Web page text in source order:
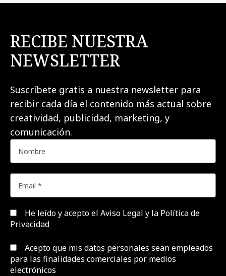
RECIBE NUESTRA
NEWSLETTER
Suscríbete gratis a nuestra newsletter para
recibir cada día el contenido más actual sobre
creatividad, publicidad, marketing, y
comunicación.
He leído y acepto el Aviso Legal y la Política de
Privacidad
Acepto que mis datos personales sean empleados
para las finalidades comerciales por medios
electrónicos